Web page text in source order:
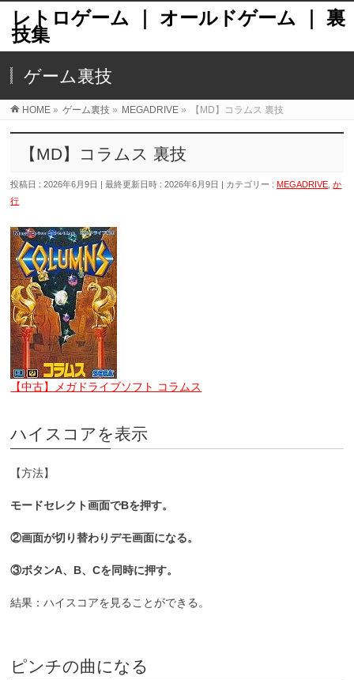
レトロゲーム ｜ オールドゲーム ｜ 裏
技集
ゲーム裏技
HOME » ゲーム裏技 » MEGADRIVE » 【MD】コラムス 裏技
【MD】コラムス 裏技
投稿日 : 2026年6月9日 最終更新日時 : 2026年6月9日 カテゴリー :MEGADRIVE ,か
行
【中古】メガドライブソフト コラムス
ハイスコアを表示
【方法】
モードセレクト画面でBを押す。
②画面が切り替わりデモ画面になる。
③ボタンA、B、Cを同時に押す。
結果：ハイスコアを見ることができる。
ピンチの曲になる